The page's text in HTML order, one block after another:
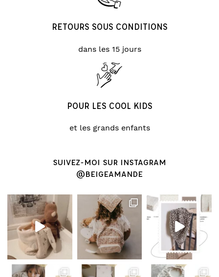
RETOURS SOUS CONDITIONS
dans les 15 jours
POUR LES COOL KIDS
et les grands enfants
SUIVEZ-MOI SUR INSTAGRAM
@BEIGEAMANDE